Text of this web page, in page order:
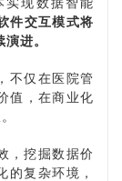
实现数据智能
件交互模式将
进。
不仅在医院管
值，在商业化
，挖掘数据价
的复杂环境，